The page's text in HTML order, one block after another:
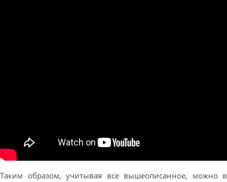
Таким образом, учитывая все вышеописанное, можно в